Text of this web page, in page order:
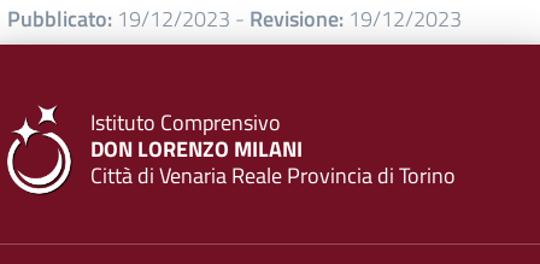
Pubblicato: 19/12/2023 - Revisione: 19/12/2023
Istituto Comprensivo
DON LORENZO MILANI
Città di Venaria Reale Provincia di Torino